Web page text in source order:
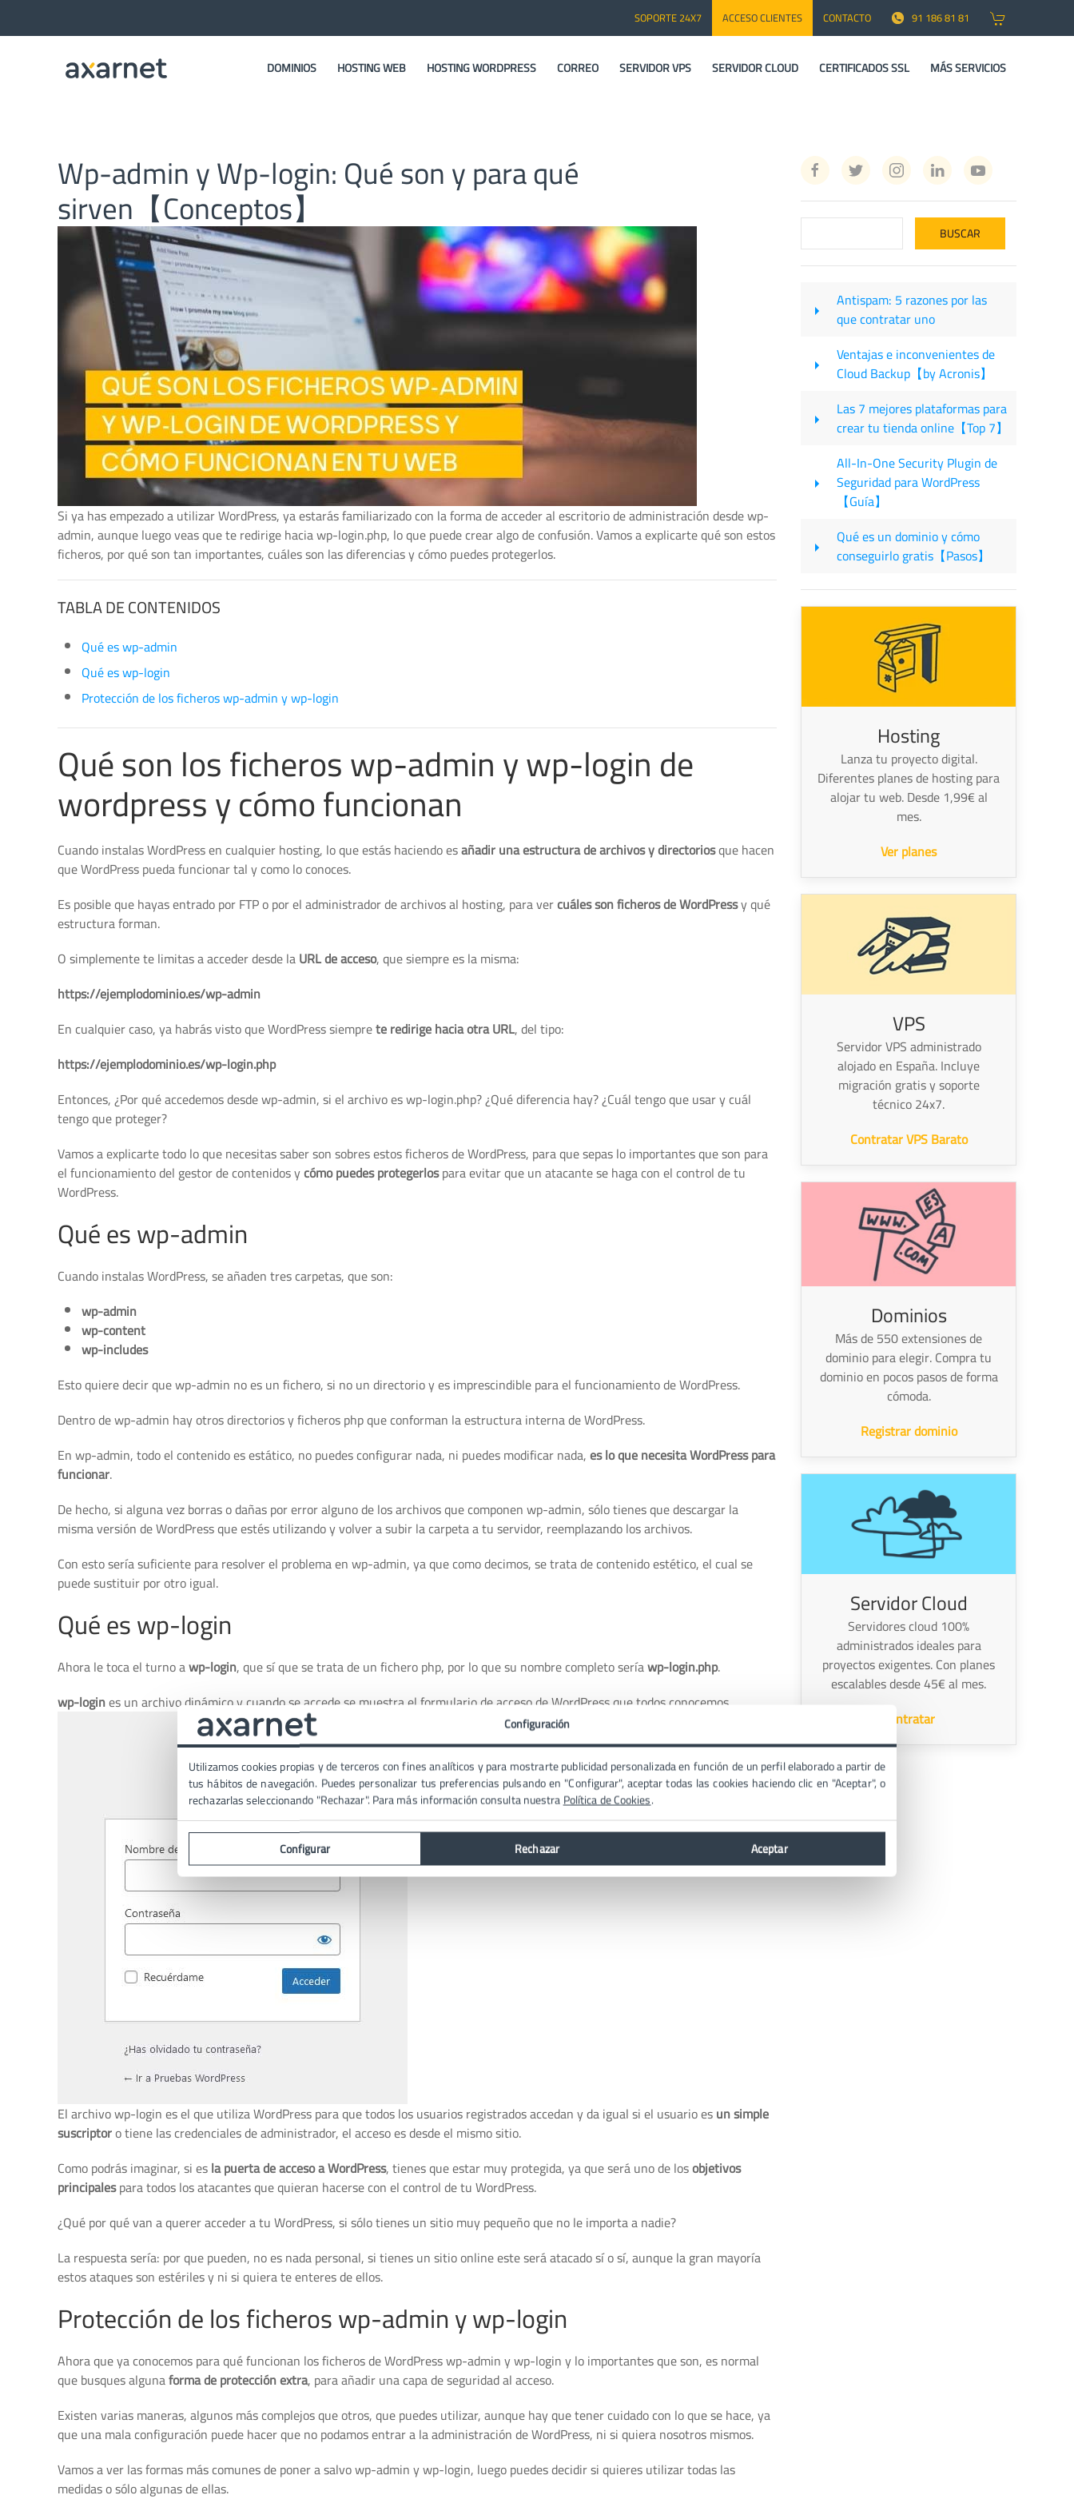
SOPORTE 24X7 ACCESO CLIENTES CONTACTO 91 186 81 81
DOMINIOS HOSTING WEB HOSTING WORDPRESS CORREO SERVIDOR VPS SERVIDOR CLOUD CERTIFICADOS SSL MÁS SERVICIOS
Wp-admin y Wp-login: Qué son y para qué
sirven【Conceptos】
Si ya has empezado a utilizar WordPress, ya estarás familiarizado con la forma de acceder al escritorio de administración desde wp-
admin, aunque luego veas que te redirige hacia wp-login.php, lo que puede crear algo de confusión. Vamos a explicarte qué son estos
ficheros, por qué son tan importantes, cuáles son las diferencias y cómo puedes protegerlos.
TABLA DE CONTENIDOS
Qué es wp-admin
Qué es wp-login
Protección de los ficheros wp-admin y wp-login
Qué son los ficheros wp-admin y wp-login de
wordpress y cómo funcionan
Cuando instalas WordPress en cualquier hosting, lo que estás haciendo esañadir una estructura de archivos y directoriosque hacen
que WordPress pueda funcionar tal y como lo conoces.
Es posible que hayas entrado por FTP o por el administrador de archivos al hosting, para vercuáles son ficheros de WordPressy qué
estructura forman.
O simplemente te limitas a acceder desde laURL de acceso, que siempre es la misma:
https://ejemplodominio.es/wp-admin
En cualquier caso, ya habrás visto que WordPress siemprete redirige hacia otra URL, del tipo:
https://ejemplodominio.es/wp-login.php
Entonces, ¿Por qué accedemos desde wp-admin, si el archivo es wp-login.php? ¿Qué diferencia hay? ¿Cuál tengo que usar y cuál
tengo que proteger?
Vamos a explicarte todo lo que necesitas saber son sobres estos ficheros de WordPress, para que sepas lo importantes que son para
el funcionamiento del gestor de contenidos ycómo puedes protegerlospara evitar que un atacante se haga con el control de tu
WordPress.
Qué es wp-admin
Cuando instalas WordPress, se añaden tres carpetas, que son:
wp-admin
wp-content
wp-includes
Esto quiere decir que wp-admin no es un fichero, si no un directorio y es imprescindible para el funcionamiento de WordPress.
Dentro de wp-admin hay otros directorios y ficheros php que conforman la estructura interna de WordPress.
En wp-admin, todo el contenido es estático, no puedes configurar nada, ni puedes modificar nada,es lo que necesita WordPress para
funcionar.
De hecho, si alguna vez borras o dañas por error alguno de los archivos que componen wp-admin, sólo tienes que descargar la
misma versión de WordPress que estés utilizando y volver a subir la carpeta a tu servidor, reemplazando los archivos.
Con esto sería suficiente para resolver el problema en wp-admin, ya que como decimos, se trata de contenido estético, el cual se
puede sustituir por otro igual.
Qué es wp-login
Ahora le toca el turno awp-login, que sí que se trata de un fichero php, por lo que su nombre completo seríawp-login.php.
wp-logines un archivo dinámico y cuando se accede se muestra el formulario de acceso de WordPress que todos conocemos.
El archivo wp-login es el que utiliza WordPress para que todos los usuarios registrados accedan y da igual si el usuario esun simple
suscriptoro tiene las credenciales de administrador, el acceso es desde el mismo sitio.
Como podrás imaginar, si esla puerta de acceso a WordPress, tienes que estar muy protegida, ya que será uno de losobjetivos
principalespara todos los atacantes que quieran hacerse con el control de tu WordPress.
¿Qué por qué van a querer acceder a tu WordPress, si sólo tienes un sitio muy pequeño que no le importa a nadie?
La respuesta sería: por que pueden, no es nada personal, si tienes un sitio online este será atacado sí o sí, aunque la gran mayoría
estos ataques son estériles y ni si quiera te enteres de ellos.
Protección de los ficheros wp-admin y wp-login
Ahora que ya conocemos para qué funcionan los ficheros de WordPress wp-admin y wp-login y lo importantes que son, es normal
que busques algunaforma de protección extra, para añadir una capa de seguridad al acceso.
Existen varias maneras, algunos más complejos que otros, que puedes utilizar, aunque hay que tener cuidado con lo que se hace, ya
que una mala configuración puede hacer que no podamos entrar a la administración de WordPress, ni si quiera nosotros mismos.
Vamos a ver las formas más comunes de poner a salvo wp-admin y wp-login, luego puedes decidir si quieres utilizar todas las
medidas o sólo algunas de ellas.
Antispam: 5 razones por las
que contratar uno
Ventajas e inconvenientes de
Cloud Backup【by Acronis】
Las 7 mejores plataformas para
crear tu tienda online【Top 7】
All-In-One Security Plugin de
Seguridad para WordPress
【Guía】
Qué es un dominio y cómo
conseguirlo gratis【Pasos】
Hosting
Lanza tu proyecto digital.
Diferentes planes de hosting para
alojar tu web. Desde 1,99€ al
mes.
Ver planes
VPS
Servidor VPS administrado
alojado en España. Incluye
migración gratis y soporte
técnico 24x7.
Contratar VPS Barato
Dominios
Más de 550 extensiones de
dominio para elegir. Compra tu
dominio en pocos pasos de forma
cómoda.
Registrar dominio
Servidor Cloud
Servidores cloud 100%
administrados ideales para
proyectos exigentes. Con planes
escalables desde 45€ al mes.
Contratar
Configuración
Utilizamos cookies propias y de terceros con fines analíticos y para mostrarte publicidad personalizada en función de un perfil elaborado a partir de
tus hábitos de navegación. Puedes personalizar tus preferencias pulsando en "Configurar", aceptar todas las cookies haciendo clic en "Aceptar", o
rechazarlas seleccionando "Rechazar". Para más información consulta nuestraPolítica de Cookies.
Configurar Rechazar Aceptar